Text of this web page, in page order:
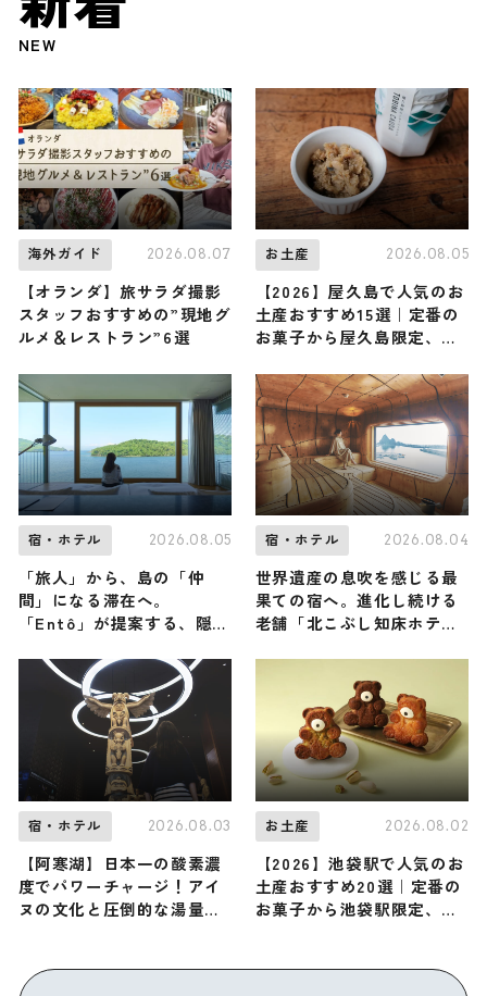
NEW
海外ガイド 2026.08.07
【オランダ】旅サラダ撮影
スタッフおすすめの”現地グ
ルメ＆レストラン”6選
お土産 2026.08.05
【2026】屋久島で人気のお
土産おすすめ15選｜定番の
お菓子から屋久島限定、ば
宿・ホテル 2026.08.05
「旅人」から、島の「仲
間」になる滞在へ。
「Entô」が提案する、隠
に触れる特別な体験
宿・ホテル 2026.08.04
世界遺産の息吹を感じる最
果ての宿へ。進化し続ける
老舗「北こぶし知床ホテル
宿・ホテル 2026.08.03
【阿寒湖】日本一の酸素濃
度でパワーチャージ！アイ
ヌの文化と圧倒的な湯量の
お土産 2026.08.02
【2026】池袋駅で人気のお
土産おすすめ20選｜定番の
お菓子から池袋駅限定、お